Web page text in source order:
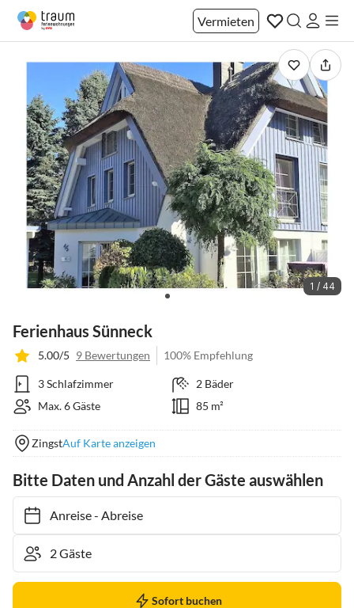
Vermieten
1 / 44
Ferienhaus Sünneck
5.00/5 9 Bewertungen 100% Empfehlung
3 Schlafzimmer
2 Bäder
Max. 6 Gäste
85 m²
ZingstAuf Karte anzeigen
Bitte Daten und Anzahl der Gäste auswählen
Anreise- Abreise
Sofort buchen